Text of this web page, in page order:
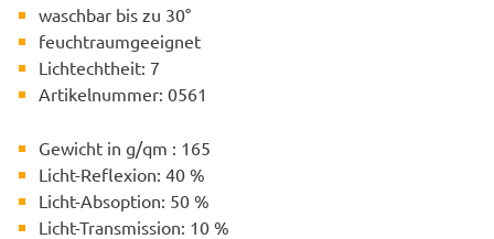
waschbar bis zu 30°
feuchtraumgeeignet
Lichtechtheit: 7
Artikelnummer: 0561
Gewicht in g/qm : 165
Licht-Reflexion: 40 %
Licht-Absoption: 50 %
Licht-Transmission: 10 %